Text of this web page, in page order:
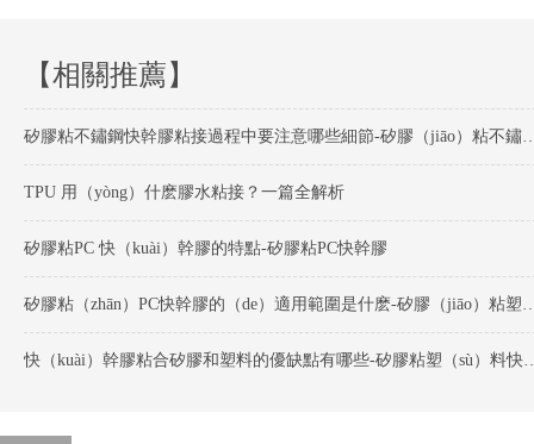
【相關推薦】
矽膠粘不鏽鋼快幹膠粘接過程中要注意
TPU 用（yòng）什麽膠水粘接？一篇全解析
矽膠粘PC 快（kuài）幹膠的特點-矽膠粘PC快幹膠
矽膠粘（zhān）PC快幹膠的（de）適用範圍
快（kuài）幹膠粘合矽膠和塑料